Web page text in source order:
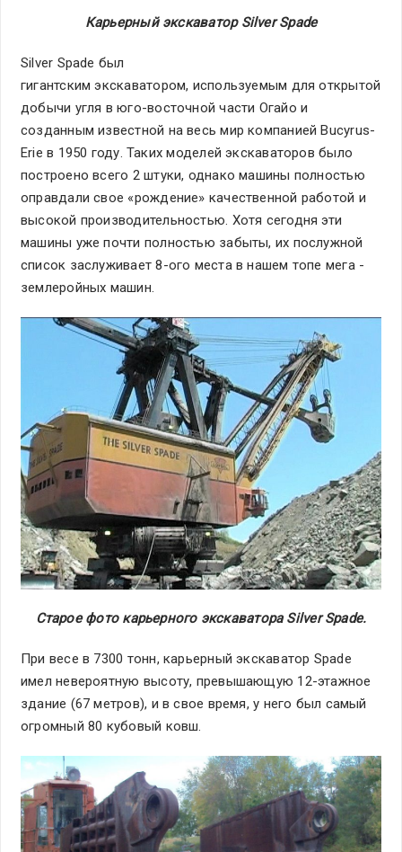
Карьерный экскаватор Silver Spade
Silver Spade был
гигантским экскаватором, используемым для открытой
добычи угля в юго-восточной части Огайо и
созданным известной на весь мир компанией Bucyrus-
Erie в 1950 году. Таких моделей экскаваторов было
построено всего 2 штуки, однако машины полностью
оправдали свое «рождение» качественной работой и
высокой производительностью. Хотя сегодня эти
машины уже почти полностью забыты, их послужной
список заслуживает 8-ого места в нашем топе мега -
землеройных машин.
Старое фото карьерного экскаватора Silver Spade.
При весе в 7300 тонн, карьерный экскаватор Spade
имел невероятную высоту, превышающую 12-этажное
здание (67 метров), и в свое время, у него был самый
огромный 80 кубовый ковш.